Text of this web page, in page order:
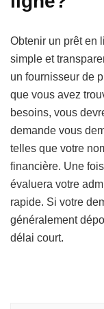
Obtenir un prêt en
simple et
un fournisseur de
que vous avez
besoins, vous
demande vous
telles que votre
financière. Une
évaluera votre
rapide. Si votre
généralement
délai court.